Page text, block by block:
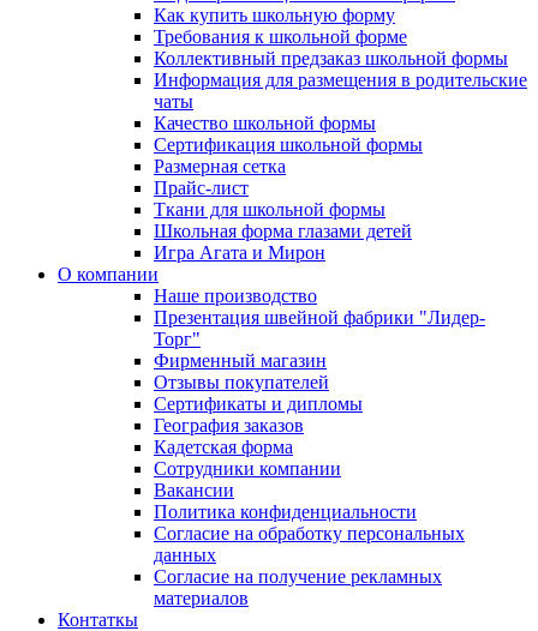
Как купить школьную форму
Требования к школьной форме
Коллективный предзаказ школьной формы
Информация для размещения в родительские
чаты
Качество школьной формы
Сертификация школьной формы
Размерная сетка
Прайс-лист
Ткани для школьной формы
Школьная форма глазами детей
Игра Агата и Мирон
О компании
Наше производство
Презентация швейной фабрики "Лидер-
Торг"
Фирменный магазин
Отзывы покупателей
Сертификаты и дипломы
География заказов
Кадетская форма
Сотрудники компании
Вакансии
Политика конфиденциальности
Согласие на обработку персональных
данных
Согласие на получение рекламных
материалов
Контаткы